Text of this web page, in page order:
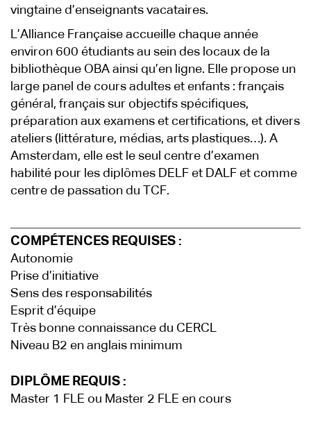
vingtaine d’enseignants vacataires.
L’Alliance Française accueille chaque année
environ 600 étudiants au sein des locaux de la
bibliothèque OBA ainsi qu’en ligne. Elle propose un
large panel de cours adultes et enfants : français
général, français sur objectifs spécifiques,
préparation aux examens et certifications, et divers
ateliers (littérature, médias, arts plastiques…). A
Amsterdam, elle est le seul centre d’examen
habilité pour les diplômes DELF et DALF et comme
centre de passation du TCF.
COMPÉTENCES REQUISES :
Autonomie
Prise d’initiative
Sens des responsabilités
Esprit d’équipe
Très bonne connaissance du CERCL
Niveau B2 en anglais minimum
DIPLÔME REQUIS :
Master 1 FLE ou Master 2 FLE en cours